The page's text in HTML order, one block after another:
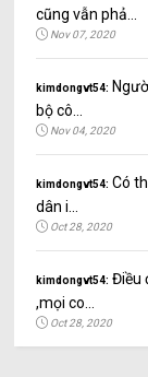
cũng vẫn phả...
Nov 07, 2020
kimdongvt54:
bộ cô...
Nov 04, 2020
kimdongvt54: Có
dân i...
Oct 28, 2020
kimdongvt54: Điều
,mọi co...
Oct 28, 2020